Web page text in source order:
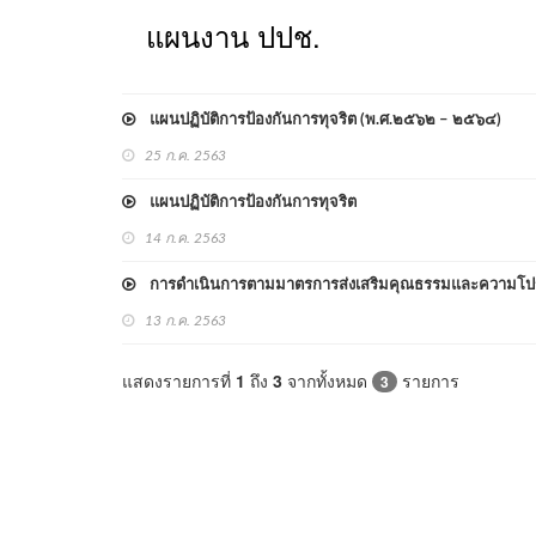
แผนงาน ปปช.
แผนปฏิบัติการป้องกันการทุจริต (พ.ศ.๒๕๖๒ – ๒๕๖๔)
25 ก.ค. 2563
แผนปฏิบัติการป้องกันการทุจริต
14 ก.ค. 2563
การดำเนินการตามมาตรการส่งเสริมคุณธรรมและความโป
13 ก.ค. 2563
แสดงรายการที่ 1 ถึง 3 จากทั้งหมด 3 รายการ